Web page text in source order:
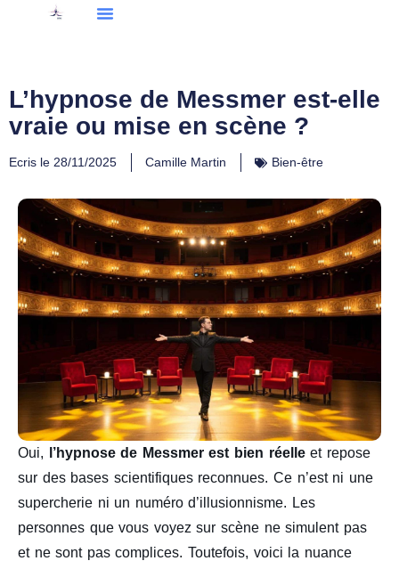
L’hypnose de Messmer est-elle
vraie ou mise en scène ?
Ecris le 28/11/2025 Camille Martin Bien-être
Oui, l’hypnose de Messmer est bien réelleet repose
sur des bases scientifiques reconnues. Ce n’est ni une
supercherie ni un numéro d’illusionnisme. Les
personnes que vous voyez sur scène ne simulent pas
et ne sont pas complices. Toutefois, voici la nuance